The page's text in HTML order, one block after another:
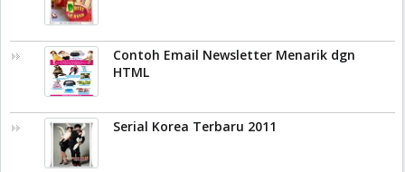
Contoh Email Newsletter Menarik dgn
HTML
Serial Korea Terbaru 2011